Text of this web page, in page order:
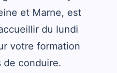
et Marne, est
du lundi
votre formation
de conduire.